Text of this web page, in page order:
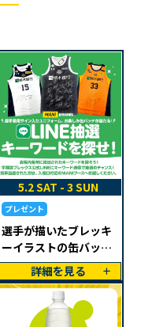
5.2 SAT - 3 SUN
プレゼント
選手が描いたブレッキ
ーイラストの缶バッチ
が当たる！詳細を見る